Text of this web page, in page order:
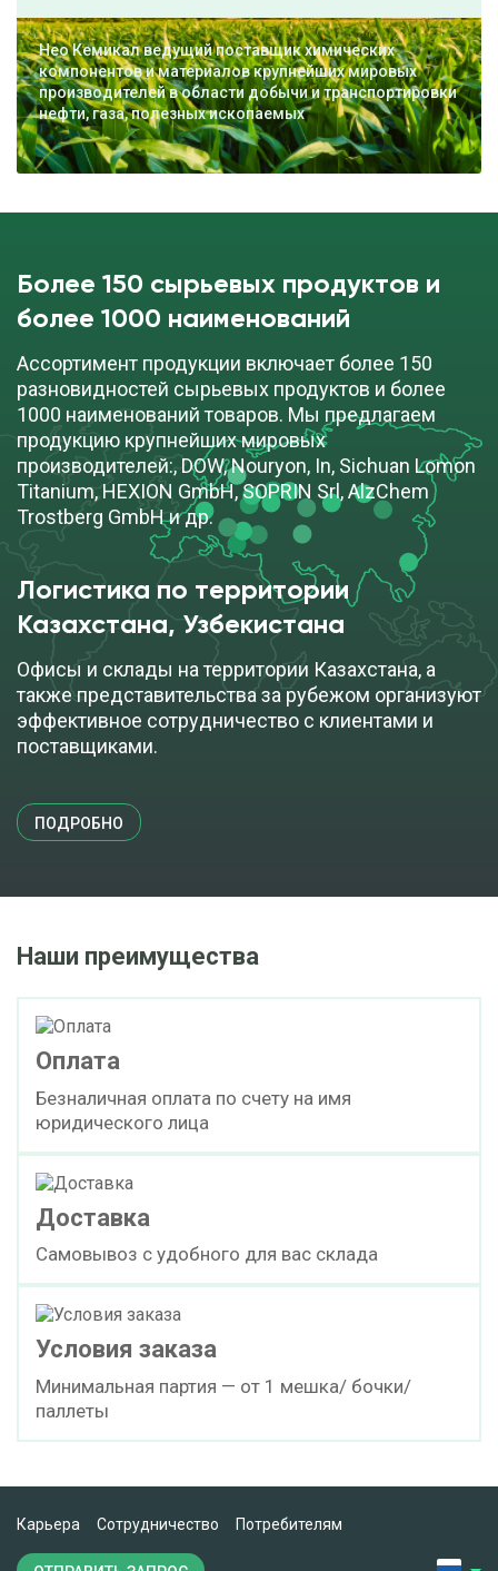
Нео Кемикал ведущий поставщик химических
компонентов и материалов крупнейших мировых
производителей в области добычи и транспортировки
нефти, газа, полезных ископаемых
Более 150 сырьевых продуктов и
более 1000 наименований
Ассортимент продукции включает более 150
разновидностей сырьевых продуктов и более
1000 наименований товаров. Мы предлагаем
продукцию крупнейших мировых
производителей:, DOW, Nouryon, In, Sichuan Lomon
Titanium, HEXION GmbH, SOPRIN Srl, AlzChem
Trostberg GmbH и др.
Логистика по территории
Казахстана, Узбекистана
Офисы и склады на территории Казахстана, а
также представительства за рубежом организуют
эффективное сотрудничество с клиентами и
поставщиками.
ПОДРОБНО
Наши преимущества
Оплата
Безналичная оплата по счету на имя
юридического лица
Доставка
Самовывоз с удобного для вас склада
Условия заказа
Минимальная партия — от 1 мешка/ бочки/
паллеты
Карьера Сотрудничество Потребителям